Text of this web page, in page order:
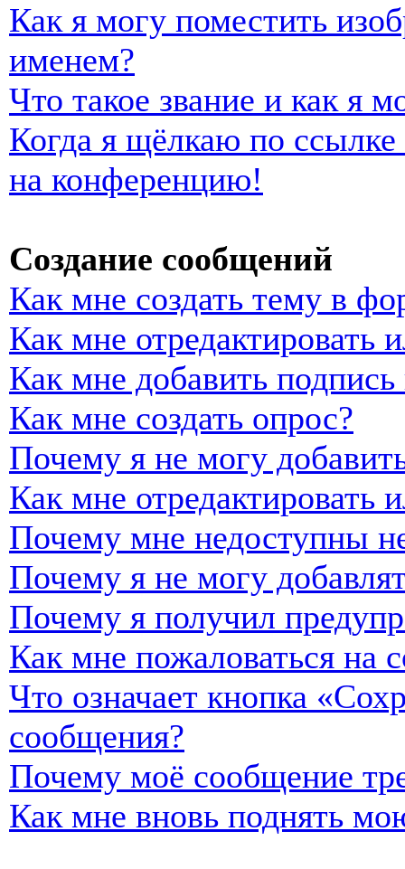
Как я могу поместить
именем?
Что такое звание и как я
Когда я щёлкаю по
на конференцию!
Создание сообщений
Как мне создать тему в
Как мне отредактировать
Как мне добавить
Как мне создать опрос?
Почему я не могу
Как мне отредактировать
Почему мне недоступны
Почему я не могу
Почему я получил
Как мне пожаловаться на
Что означает кнопка
сообщения?
Почему моё сообщение
Как мне вновь поднять